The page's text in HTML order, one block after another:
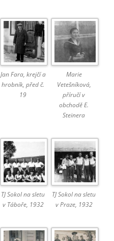
Jan Fara, krejčí a
hrobník, před č.
19
Marie
Vetešníková,
příručí v
obchodě E.
Steinera
TJ Sokol na sletu
v Táboře, 1932
TJ Sokol na sletu
v Praze, 1932